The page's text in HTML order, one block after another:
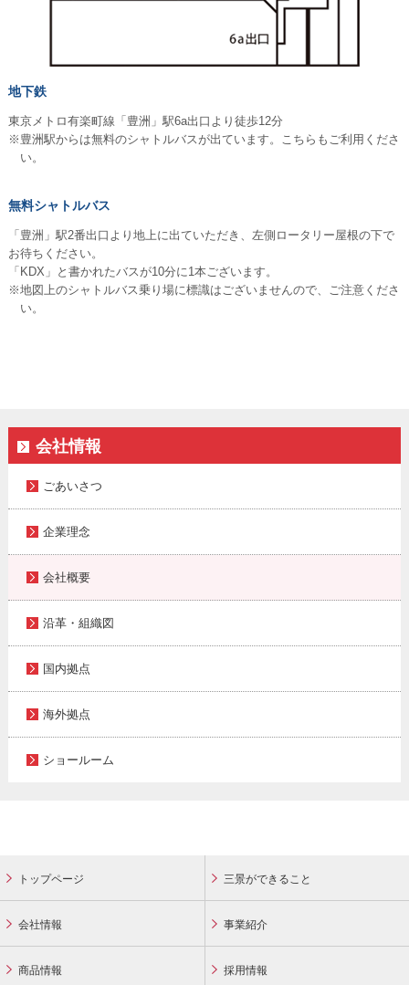
地下鉄
東京メトロ有楽町線「豊洲」駅6a出口より徒歩12分
※豊洲駅からは無料のシャトルバスが出ています。こちらもご利用くださ
い。
無料シャトルバス
「豊洲」駅2番出口より地上に出ていただき、左側ロータリー屋根の下で
お待ちください。
「KDX」と書かれたバスが10分に1本ございます。
※地図上のシャトルバス乗り場に標識はございませんので、ご注意くださ
い。
会社情報
ごあいさつ
企業理念
会社概要
沿革・組織図
国内拠点
海外拠点
ショールーム
トップページ 三景ができること
会社情報 事業紹介
商品情報 採用情報